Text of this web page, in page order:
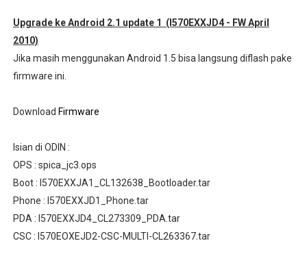
Upgrade ke Android 2.1 update 1 (I570EXXJD4 - FW April
2010)
Jika masih menggunakan Android 1.5 bisa langsung diflash pake
firmware ini.
Download Firmware
Isian di ODIN :
OPS : spica_jc3.ops
Boot : I570EXXJA1_CL132638_Bootloader.tar
Phone : I570EXXJD1_Phone.tar
PDA : I570EXXJD4_CL273309_PDA.tar
CSC : I570EOXEJD2-CSC-MULTI-CL263367.tar